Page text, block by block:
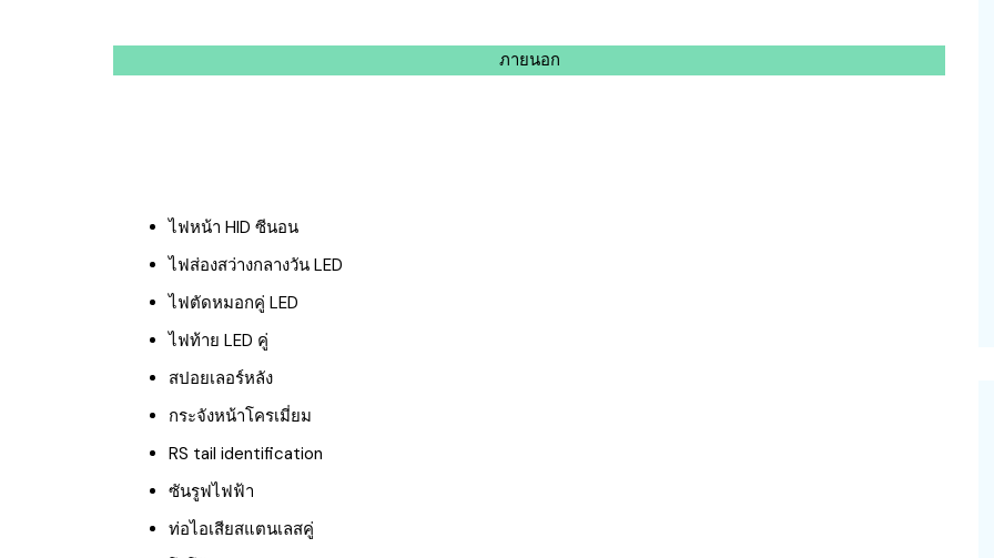
ภายนอก
ไฟหน้า HID ซีนอน
ไฟส่องสว่างกลางวัน LED
ไฟตัดหมอกคู่ LED
ไฟท้าย LED คู่
สปอยเลอร์หลัง
กระจังหน้าโครเมี่ยม
RS tail identification
ซันรูฟไฟฟ้า
ท่อไอเสียสแตนเลสคู่